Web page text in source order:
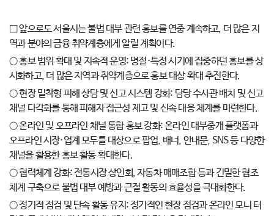
□ 앞으로도 서울시는 불법 대부 관련 홍보를 연중 계속하고, 더 많은 지
역과 분야의 금융 취약계층에게 알릴 계획이다.
○ 홍보 범위 확대 및 지속적 운영: 명절·특정 시기에 집중하던 홍보를 상
시화하고, 더 많은 지역과 취약계층으로 홍보 대상 확대 추진한다.
○ 현장 밀착형 피해 상담 및 신고 시스템 강화: 담당 수사관 배치 및 신고
채널 다각화를 통해 피해자 접근성 제고 및 신속 대응 체계를 마련한다.
○ 온라인 및 오프라인 채널 통합 홍보 강화: 온라인 대부중개 플랫폼과
오프라인 시장·업계 모두를 대상으로 팝업, 배너, 안내문, SNS 등 다양한
채널을 활용한 홍보 활동 확대한다.
○ 협력체계 강화: 전통시장 상인회, 자동차 매매조합 등과 긴밀한 협조
체계 구축으로 불법 대부 예방과 근절 활동의 효율성을 극대화한다.
○ 정기적 점검 및 단속 활동 유지: 정기적인 현장 점검과 온라인 모니 터